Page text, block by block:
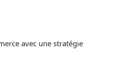
avec une stratégie